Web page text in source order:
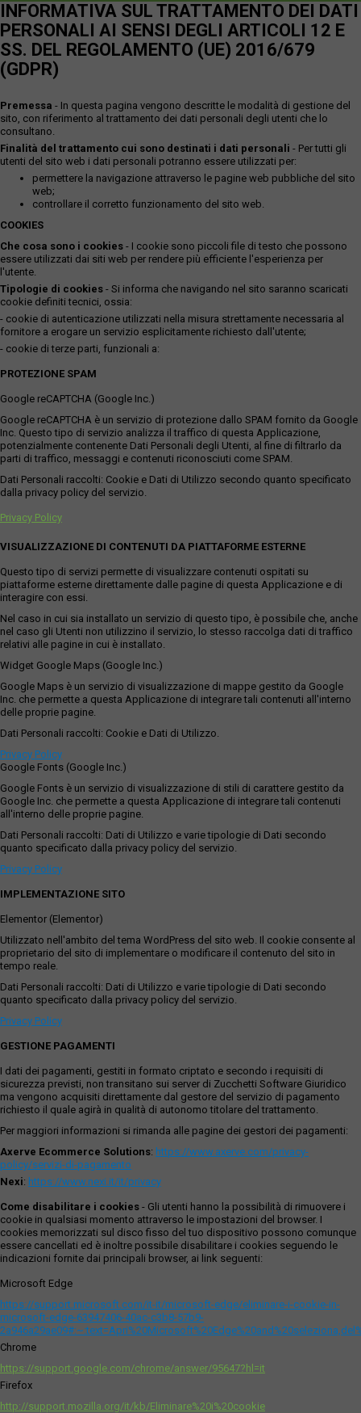
INFORMATIVA SUL TRATTAMENTO DEI DATI
PERSONALI AI SENSI DEGLI ARTICOLI 12 E
SS. DEL REGOLAMENTO (UE) 2016/679
(GDPR)
Premessa - In questa pagina vengono descritte le modalità di gestione del
sito, con riferimento al trattamento dei dati personali degli utenti che lo
consultano.
Finalità del trattamento cui sono destinati i dati personali - Per tutti gli
utenti del sito web i dati personali potranno essere utilizzati per:
permettere la navigazione attraverso le pagine web pubbliche del sito
web;
controllare il corretto funzionamento del sito web.
COOKIES
Che cosa sono i cookies - I cookie sono piccoli file di testo che possono
essere utilizzati dai siti web per rendere più efficiente l'esperienza per
l'utente.
Tipologie di cookies - Si informa che navigando nel sito saranno scaricati
cookie definiti tecnici, ossia:
- cookie di autenticazione utilizzati nella misura strettamente necessaria al
fornitore a erogare un servizio esplicitamente richiesto dall'utente;
- cookie di terze parti, funzionali a:
PROTEZIONE SPAM
Google reCAPTCHA (Google Inc.)
Google reCAPTCHA è un servizio di protezione dallo SPAM fornito da Google
Inc. Questo tipo di servizio analizza il traffico di questa Applicazione,
potenzialmente contenente Dati Personali degli Utenti, al fine di filtrarlo da
parti di traffico, messaggi e contenuti riconosciuti come SPAM.
Dati Personali raccolti: Cookie e Dati di Utilizzo secondo quanto specificato
dalla privacy policy del servizio.
Privacy Policy
VISUALIZZAZIONE DI CONTENUTI DA PIATTAFORME ESTERNE
Questo tipo di servizi permette di visualizzare contenuti ospitati su
piattaforme esterne direttamente dalle pagine di questa Applicazione e di
interagire con essi.
Nel caso in cui sia installato un servizio di questo tipo, è possibile che, anche
nel caso gli Utenti non utilizzino il servizio, lo stesso raccolga dati di traffico
relativi alle pagine in cui è installato.
Widget Google Maps (Google Inc.)
Google Maps è un servizio di visualizzazione di mappe gestito da Google
Inc. che permette a questa Applicazione di integrare tali contenuti all'interno
delle proprie pagine.
Dati Personali raccolti: Cookie e Dati di Utilizzo.
Privacy Policy
Google Fonts (Google Inc.)
Google Fonts è un servizio di visualizzazione di stili di carattere gestito da
Google Inc. che permette a questa Applicazione di integrare tali contenuti
all'interno delle proprie pagine.
Dati Personali raccolti: Dati di Utilizzo e varie tipologie di Dati secondo
quanto specificato dalla privacy policy del servizio.
Privacy Policy
IMPLEMENTAZIONE SITO
Elementor (Elementor)
Utilizzato nell'ambito del tema WordPress del sito web. Il cookie consente al
proprietario del sito di implementare o modificare il contenuto del sito in
tempo reale.
Dati Personali raccolti: Dati di Utilizzo e varie tipologie di Dati secondo
quanto specificato dalla privacy policy del servizio.
Privacy Policy
GESTIONE PAGAMENTI
I dati dei pagamenti, gestiti in formato criptato e secondo i requisiti di
sicurezza previsti, non transitano sui server di Zucchetti Software Giuridico
ma vengono acquisiti direttamente dal gestore del servizio di pagamento
richiesto il quale agirà in qualità di autonomo titolare del trattamento.
Per maggiori informazioni si rimanda alle pagine dei gestori dei pagamenti:
Axerve Ecommerce Solutions: https://www.axerve.com/privacy-
policy/servizi-di-pagamento
Nexi: https://www.nexi.it/it/privacy
Come disabilitare i cookies - Gli utenti hanno la possibilità di rimuovere i
cookie in qualsiasi momento attraverso le impostazioni del browser. I
cookies memorizzati sul disco fisso del tuo dispositivo possono comunque
essere cancellati ed è inoltre possibile disabilitare i cookies seguendo le
indicazioni fornite dai principali browser, ai link seguenti:
Microsoft Edge
https://support.microsoft.com/it-it/microsoft-edge/eliminare-i-cookie-in-
microsoft-edge-63947406-40ac-c3b8-57b9-
Chrome
https://support.google.com/chrome/answer/95647?hl=it
Firefox
http://support.mozilla.org/it/kb/Eliminare%20i%20cookie